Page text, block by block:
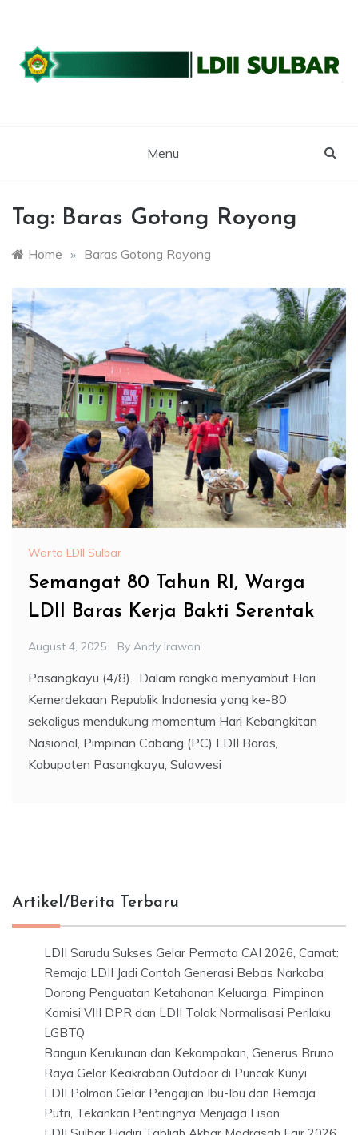
content
BARAT
Menu
Tag: Baras Gotong Royong
Home » Baras Gotong Royong
Warta LDII Sulbar
Semangat 80 Tahun RI, Warga
LDII Baras Kerja Bakti Serentak
August 4, 2025 By Andy Irawan
Pasangkayu (4/8). Dalam rangka menyambut Hari
Kemerdekaan Republik Indonesia yang ke-80
sekaligus mendukung momentum Hari Kebangkitan
Nasional, Pimpinan Cabang (PC) LDII Baras,
Kabupaten Pasangkayu, Sulawesi
Artikel/Berita Terbaru
LDII Sarudu Sukses Gelar Permata CAI 2026, Camat:
Remaja LDII Jadi Contoh Generasi Bebas Narkoba
Dorong Penguatan Ketahanan Keluarga, Pimpinan
Komisi VIII DPR dan LDII Tolak Normalisasi Perilaku
LGBTQ
Bangun Kerukunan dan Kekompakan, Generus Bruno
Raya Gelar Keakraban Outdoor di Puncak Kunyi
LDII Polman Gelar Pengajian Ibu-Ibu dan Remaja
Putri, Tekankan Pentingnya Menjaga Lisan